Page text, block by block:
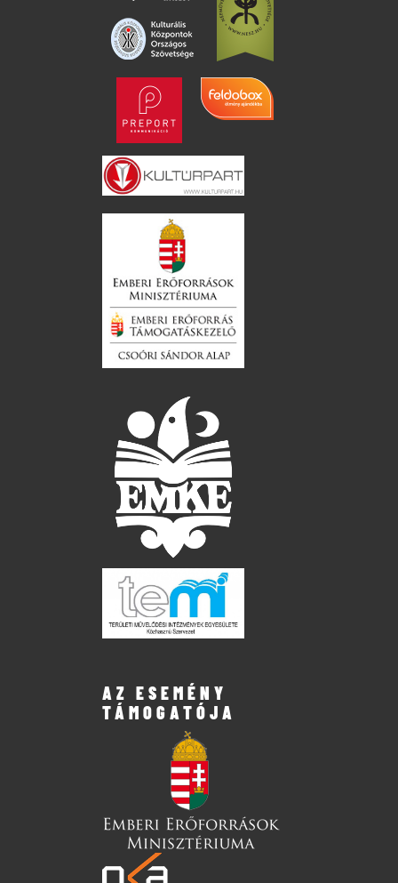
AZ ESEMÉNY
TÁMOGATÓJA